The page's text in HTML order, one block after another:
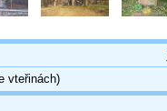
vteřinách)